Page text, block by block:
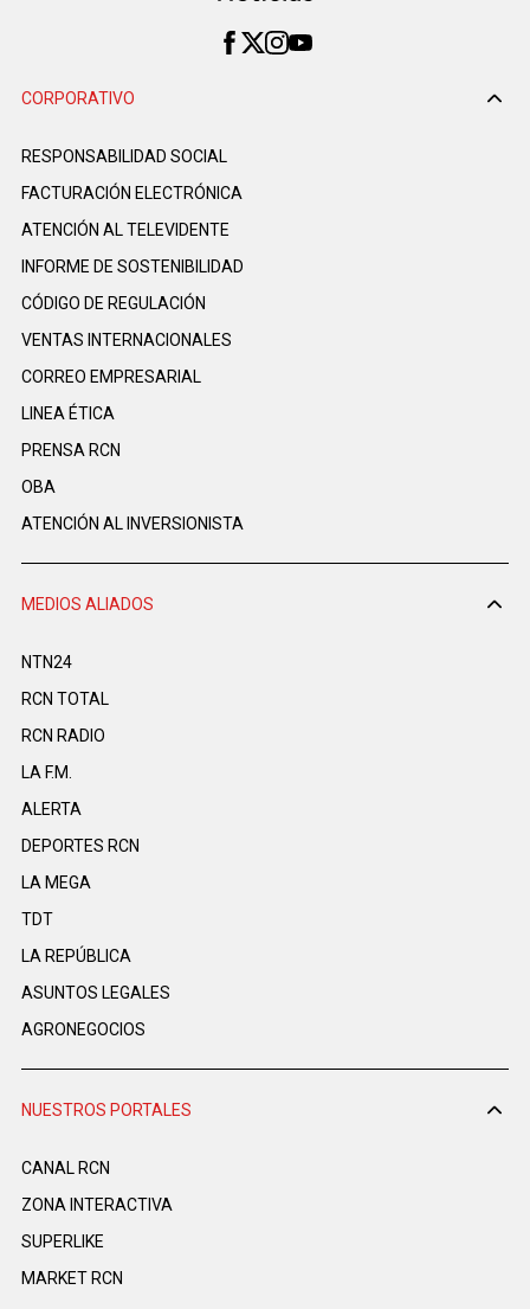
CORPORATIVO
RESPONSABILIDAD SOCIAL
FACTURACIÓN ELECTRÓNICA
ATENCIÓN AL TELEVIDENTE
INFORME DE SOSTENIBILIDAD
CÓDIGO DE REGULACIÓN
VENTAS INTERNACIONALES
CORREO EMPRESARIAL
LINEA ÉTICA
PRENSA RCN
OBA
ATENCIÓN AL INVERSIONISTA
MEDIOS ALIADOS
NTN24
RCN TOTAL
RCN RADIO
LA F.M.
ALERTA
DEPORTES RCN
LA MEGA
TDT
LA REPÚBLICA
ASUNTOS LEGALES
AGRONEGOCIOS
NUESTROS PORTALES
CANAL RCN
ZONA INTERACTIVA
SUPERLIKE
MARKET RCN